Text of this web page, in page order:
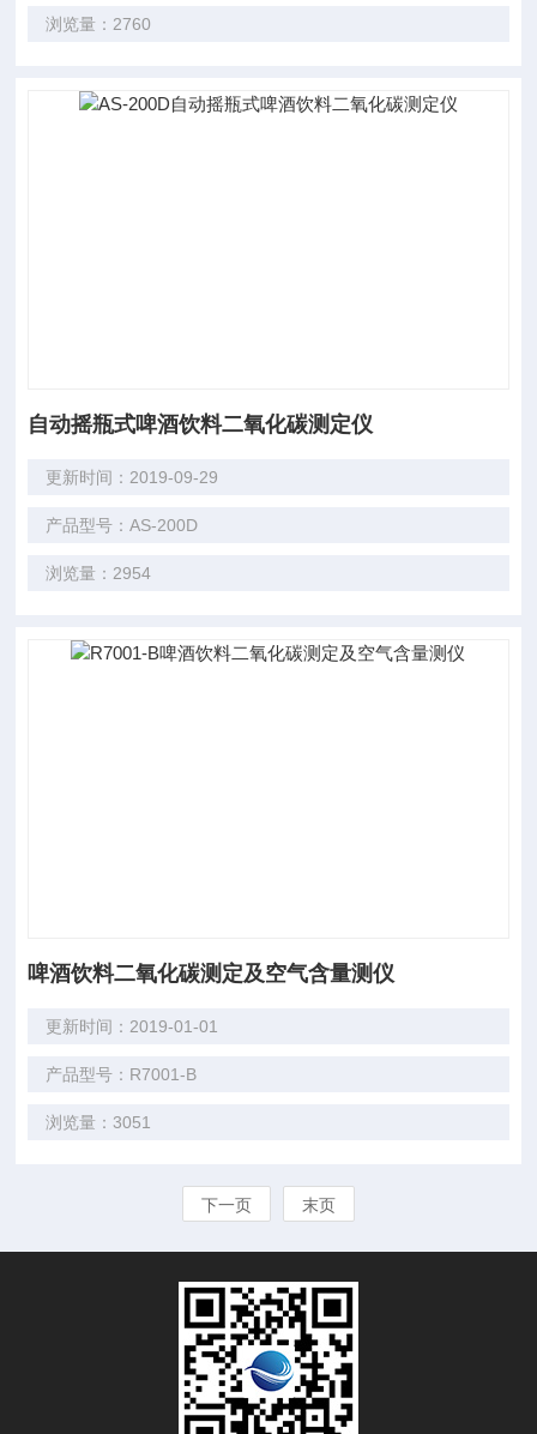
浏览量：2760
自动摇瓶式啤酒饮料二氧化碳测定仪
更新时间：2019-09-29
产品型号：AS-200D
浏览量：2954
啤酒饮料二氧化碳测定及空气含量测仪
更新时间：2019-01-01
产品型号：R7001-B
浏览量：3051
下一页 末页